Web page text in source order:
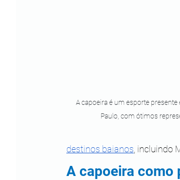
A capoeira é um esporte presente
Paulo, com ótimos
destinos baianos , incluindo
A capoeira como